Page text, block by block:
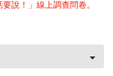
說！」線上調查問卷。